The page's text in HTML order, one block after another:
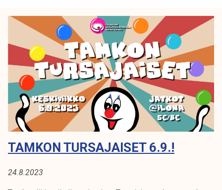
i
c
s
/
2
2
3
TAMKON TURSAJAISET 6.9.!
24.8.2023